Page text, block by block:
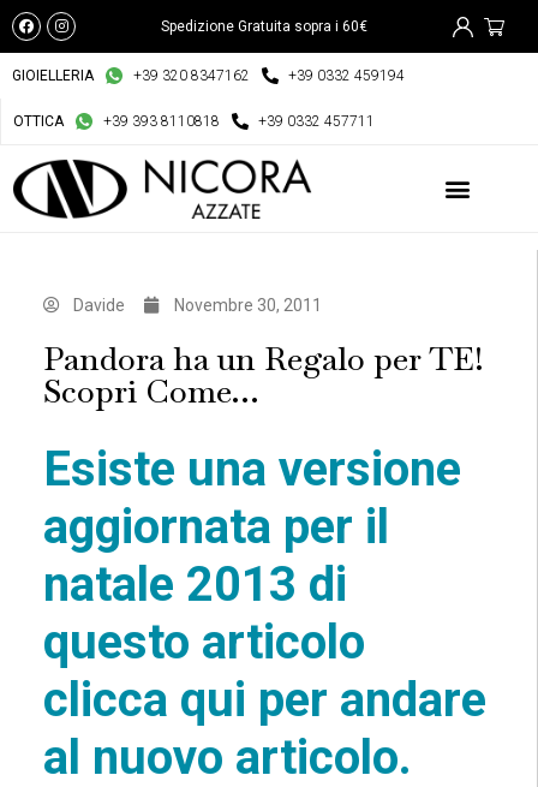
Spedizione Gratuita sopra i 60€
GIOIELLERIA +39 320 8347162 +39 0332 459194
OTTICA +39 393 8110818 +39 0332 457711
Davide Novembre 30, 2011
Pandora ha un Regalo per TE!
Scopri Come…
Esiste una versione
aggiornata per il
natale 2013 di
questo articolo
clicca qui per andare
al nuovo articolo.